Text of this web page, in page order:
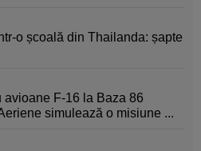
o școală din Thailanda: șapte
avioane F-16 la Baza 86
simulează o misiune ...